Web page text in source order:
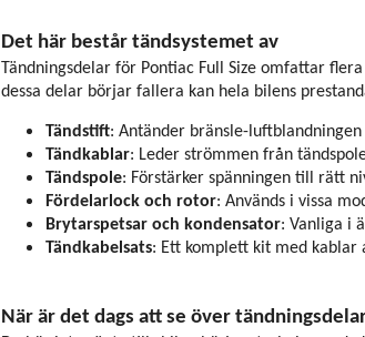
Det här består tändsystemet av
Tändningsdelar för Pontiac Full Size omfattar
dessa delar börjar fallera kan hela bilens
Tändstift: Antänder bränsle-
Tändkablar: Leder strömmen från
Tändspole: Förstärker spänningen till rätt
Fördelarlock och rotor: Används i vissa
Brytarspetsar och kondensator: Vanliga i
Tändkabelsats: Ett komplett kit med kablar
När är det dags att se över